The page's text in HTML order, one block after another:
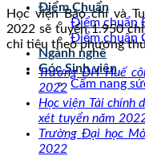
Điểm Chuẩn
Điểm chuẩn
Điểm chuẩn
Ngành nghề
Góc Sinh viên
Cẩm nang
Học viện Báo chí và
2022 sẽ tuyển 1.950
chỉ tiêu theo phương
Trường ĐH Huế
2022
Học viện Tài chính
xét tuyển năm
Trường Đại học
2022